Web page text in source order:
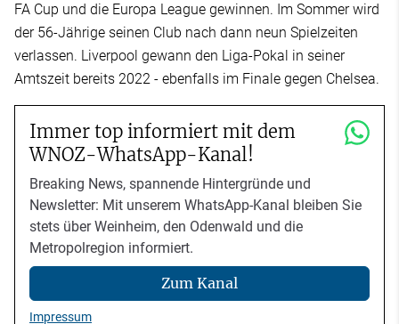
FA Cup und die Europa League gewinnen. Im Sommer wird
der 56-Jährige seinen Club nach dann neun Spielzeiten
verlassen. Liverpool gewann den Liga-Pokal in seiner
Amtszeit bereits 2022 - ebenfalls im Finale gegen Chelsea.
Immer top informiert mit dem
WNOZ-WhatsApp-Kanal!
Breaking News, spannende Hintergründe und
Newsletter: Mit unserem WhatsApp-Kanal bleiben Sie
stets über Weinheim, den Odenwald und die
Metropolregion informiert.
Zum Kanal
Impressum